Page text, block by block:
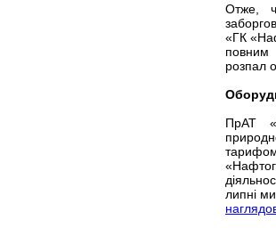
Отже,
«ГК
повним
розпал
ПрАТ
липні